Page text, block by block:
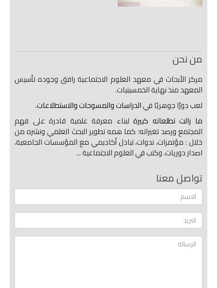
من نحن
مركز الأبحاث في معهد العلوم الاجتماعية رافق وجوده تأسيس
المعهد منذ نهاية الخمسينيات.
لعب دورًا جوهريًا فيالدراسات والمسوحات والاستطلاعات.
ما زالت تطلعاته كبيرة لبناء معرفة علمية قادرة على فهم
المجتمع ورصد تغيراته؛ كما همه تطوير البحث العلمي ونشره من
خلال : مؤتمرات، ندوات، تبادل أكاديمي مع المؤسسات الجامعية،
اصدار دوريات، وكتب في العلوم الاجتماعية ...
تواصل معنا